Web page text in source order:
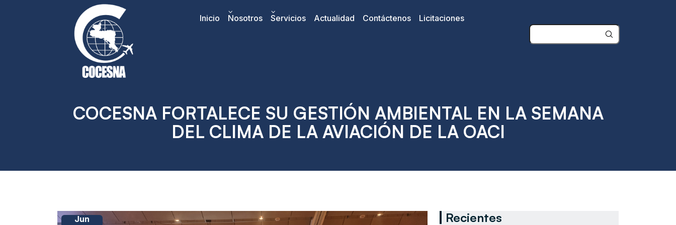
Inicio Nosotros Servicios Actualidad Contáctenos Licitaciones
COCESNA FORTALECE SU GESTIÓN AMBIENTAL EN LA SEMANA
DEL CLIMA DE LA AVIACIÓN DE LA OACI
Jun Recientes